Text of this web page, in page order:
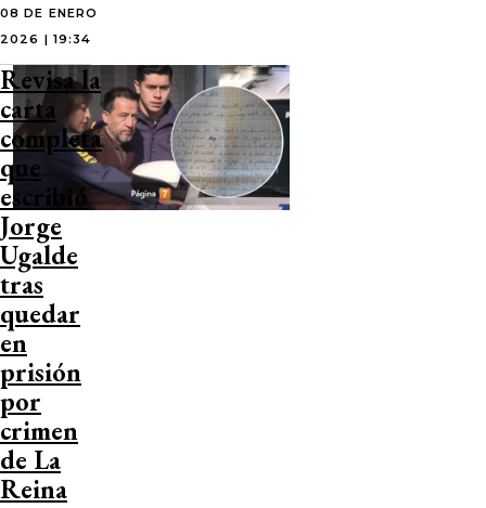
08 DE ENERO
2026 | 19:34
Revisa la
carta
completa
que
escribió
Jorge
Ugalde
tras
quedar
en
prisión
por
crimen
de La
Reina